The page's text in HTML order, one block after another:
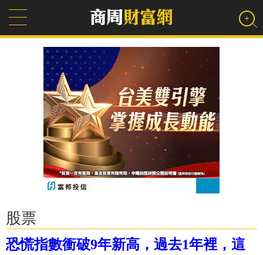
股票
恐慌指數衝破9年新高，過去1年裡，這